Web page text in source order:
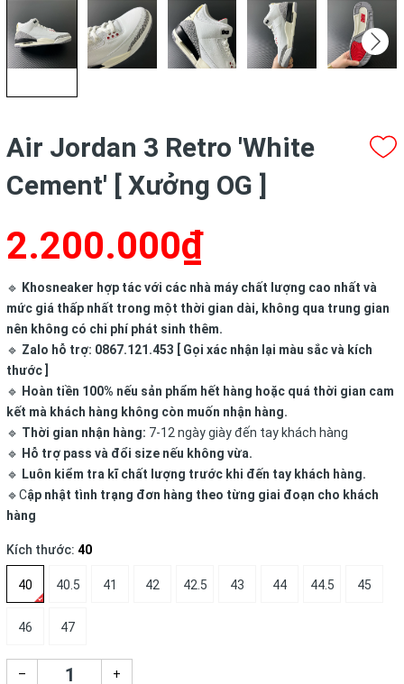
Air Jordan 3 Retro 'White
Cement' [ Xưởng OG ]
2.200.000₫
🔹 Khosneaker hợp tác với các nhà máy chất lượng cao nhất và
mức giá thấp nhất trong một thời gian dài, không qua trung gian
nên không có chi phí phát sinh thêm.
🔹 Zalo hỗ trợ: 0867.121.453 [ Gọi xác nhận lại màu sắc và kích
thước ]
🔹 Hoàn tiền 100% nếu sản phẩm hết hàng hoặc quá thời gian cam
kết mà khách hàng không còn muốn nhận hàng.
🔹 Thời gian nhận hàng: 7-12 ngày giày đến tay khách hàng
🔹 Hỗ trợ pass và đổi size nếu không vừa.
🔹 Luôn kiểm tra kĩ chất lượng trước khi đến tay khách hàng.
🔹Cập nhật tình trạng đơn hàng theo từng giai đoạn cho khách
hàng
Kích thước: 40
40 40.5 41 42 42.5 43 44 44.5 45
46 47
– +